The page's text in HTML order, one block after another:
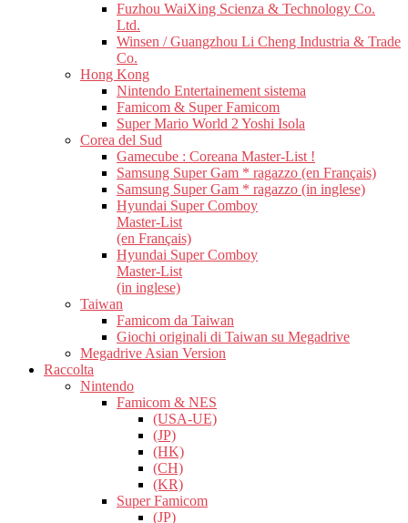
Fuzhou WaiXing Scienza & Technology Co.
Ltd.
Winsen / Guangzhou Li Cheng Industria & Trade
Co.
Hong Kong
Nintendo Entertainement sistema
Famicom & Super Famicom
Super Mario World 2 Yoshi Isola
Corea del Sud
Gamecube : Coreana Master-List !
Samsung Super Gam * ragazzo (en Français)
Samsung Super Gam * ragazzo (in inglese)
Hyundai Super Comboy
Master-List
(en Français)
Hyundai Super Comboy
Master-List
(in inglese)
Taiwan
Famicom da Taiwan
Giochi originali di Taiwan su Megadrive
Megadrive Asian Version
Raccolta
Nintendo
Famicom & NES
(USA-UE)
(JP)
(HK)
(CH)
(KR)
Super Famicom
(JP)